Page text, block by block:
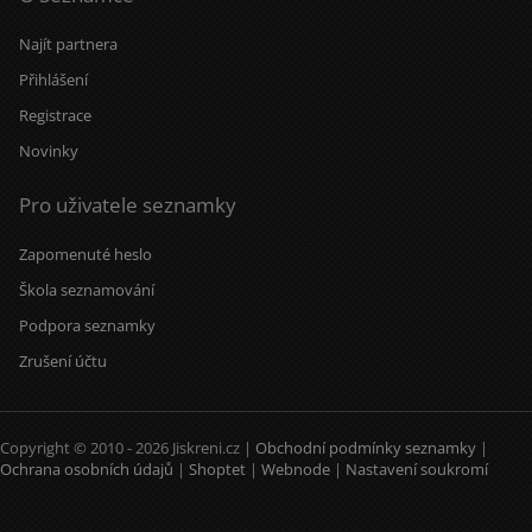
Najít partnera
Přihlášení
Registrace
Novinky
Pro uživatele seznamky
Zapomenuté heslo
Škola seznamování
Podpora seznamky
Zrušení účtu
Copyright © 2010 - 2026 Jiskreni.cz | Obchodní podmínky seznamky |
Ochrana osobních údajů | Shoptet | Webnode | Nastavení soukromí